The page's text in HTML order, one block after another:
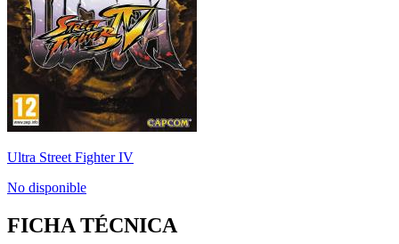
Ultra Street Fighter IV
No disponible
FICHA TÉCNICA